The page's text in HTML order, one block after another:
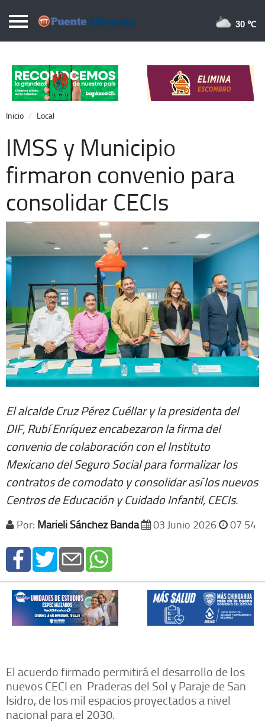
Puentelibre.mx
Local
Nacional
Opinión
Cronos
Economía
30 ℃
Inicio Local
IMSS y Municipio
firmaron convenio para
consolidar CECIs
El alcalde Cruz Pérez Cuéllar y la presidenta del
DIF, Rubí Enríquez encabezaron la firma del
convenio de colaboración con el Instituto
Mexicano del Seguro Social para formalizar los
contratos de comodato y consolidar así los nuevos
Centros de Educación y Cuidado Infantil, CECIs.
Por: Marieli Sánchez Banda 03 Junio 2026 07 54
El acuerdo firmado permitirá el desarrollo de los
nuevos CECI en Praderas del Sol y Paraje de San
Isidro, de los mil espacios proyectados a nivel
nacional para el 2030.